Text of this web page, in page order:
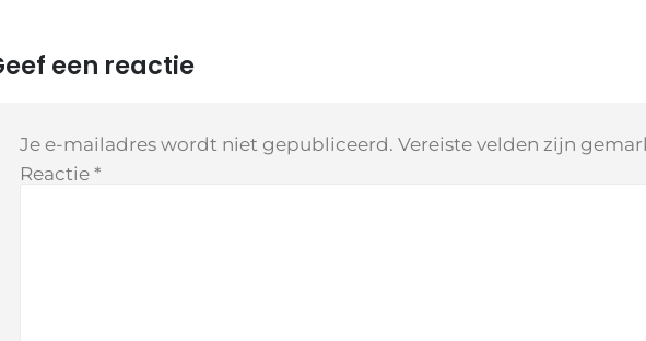
een reactie
Je e-mailadres wordt niet gepubliceerd. Vereiste velden zijn
Reactie *